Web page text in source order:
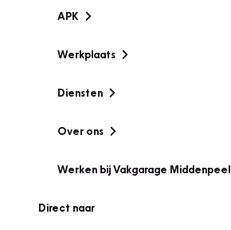
APK
Werkplaats
Diensten
Over ons
Werken bij Vakgarage Middenpeel
Direct naar